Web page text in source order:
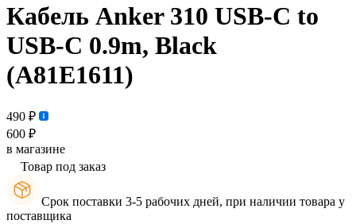
Кабель Anker 310 USB-C to
USB-C 0.9m, Black
(A81E1611)
490 ₽
600 ₽
в магазине
Товар под заказ
Срок поставки 3-5 рабочих дней, при наличии товара у
поставщика